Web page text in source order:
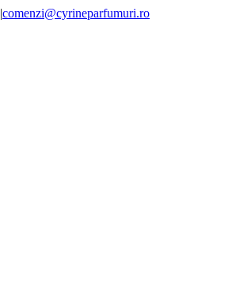
|comenzi@cyrineparfumuri.ro